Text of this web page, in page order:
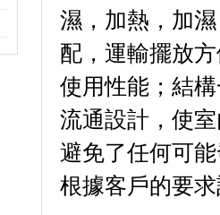
濕，加熱，
配，運輸擺
使用性能；結
流通設計，使
避免了任何可能
根據客戶的要求訂